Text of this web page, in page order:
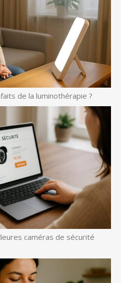
de la luminothérapie ?
caméras de sécurité